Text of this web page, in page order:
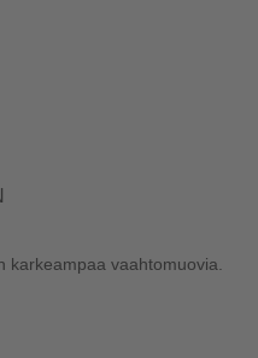
karkeampaa vaahtomuovia.